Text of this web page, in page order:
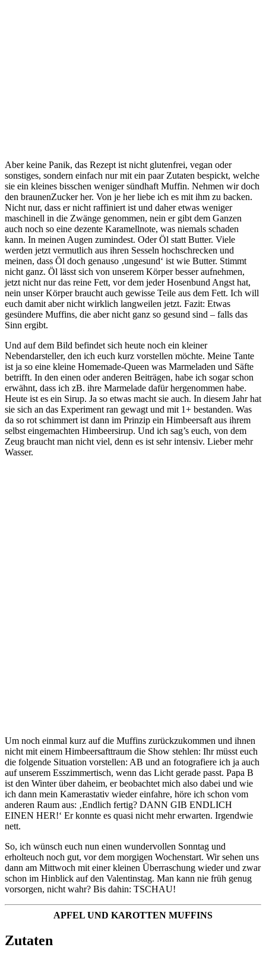
Aber keine Panik, das Rezept ist nicht glutenfrei, vegan oder
sonstiges, sondern einfach nur mit ein paar Zutaten bespickt, welche
sie ein kleines bisschen weniger sündhaft Muffin. Nehmen wir doch
den braunenZucker her. Von je her liebe ich es mit ihm zu backen.
Nicht nur, dass er nicht raffiniert ist und daher etwas weniger
maschinell in die Zwänge genommen, nein er gibt dem Ganzen
auch noch so eine dezente Karamellnote, was niemals schaden
kann. In meinen Augen zumindest. Oder Öl statt Butter. Viele
werden jetzt vermutlich aus ihren Sesseln hochschrecken und
meinen, dass Öl doch genauso ‚ungesund‘ ist wie Butter. Stimmt
nicht ganz. Öl lässt sich von unserem Körper besser aufnehmen,
jetzt nicht nur das reine Fett, vor dem jeder Hosenbund Angst hat,
nein unser Körper braucht auch gewisse Teile aus dem Fett. Ich will
euch damit aber nicht wirklich langweilen jetzt. Fazit: Etwas
gesündere Muffins, die aber nicht ganz so gesund sind – falls das
Sinn ergibt.
Und auf dem Bild befindet sich heute noch ein kleiner
Nebendarsteller, den ich euch kurz vorstellen möchte. Meine Tante
ist ja so eine kleine Homemade-Queen was Marmeladen und Säfte
betrifft. In den einen oder anderen Beiträgen, habe ich sogar schon
erwähnt, dass ich zB. ihre Marmelade dafür hergenommen habe.
Heute ist es ein Sirup. Ja so etwas macht sie auch. In diesem Jahr hat
sie sich an das Experiment ran gewagt und mit 1+ bestanden. Was
da so rot schimmert ist dann im Prinzip ein Himbeersaft aus ihrem
selbst eingemachten Himbeersirup. Und ich sag’s euch, von dem
Zeug braucht man nicht viel, denn es ist sehr intensiv. Lieber mehr
Wasser.
Um noch einmal kurz auf die Muffins zurückzukommen und ihnen
nicht mit einem Himbeersafttraum die Show stehlen: Ihr müsst euch
die folgende Situation vorstellen: AB und an fotografiere ich ja auch
auf unserem Esszimmertisch, wenn das Licht gerade passt. Papa B
ist den Winter über daheim, er beobachtet mich also dabei und wie
ich dann mein Kamerastativ wieder einfahre, höre ich schon vom
anderen Raum aus: ‚Endlich fertig? DANN GIB ENDLICH
EINEN HER!‘ Er konnte es quasi nicht mehr erwarten. Irgendwie
nett.
So, ich wünsch euch nun einen wundervollen Sonntag und
erholteuch noch gut, vor dem morgigen Wochenstart. Wir sehen uns
dann am Mittwoch mit einer kleinen Überraschung wieder und zwar
schon im Hinblick auf den Valentinstag. Man kann nie früh genug
vorsorgen, nicht wahr? Bis dahin: TSCHAU!
APFEL UND KAROTTEN MUFFINS
Zutaten